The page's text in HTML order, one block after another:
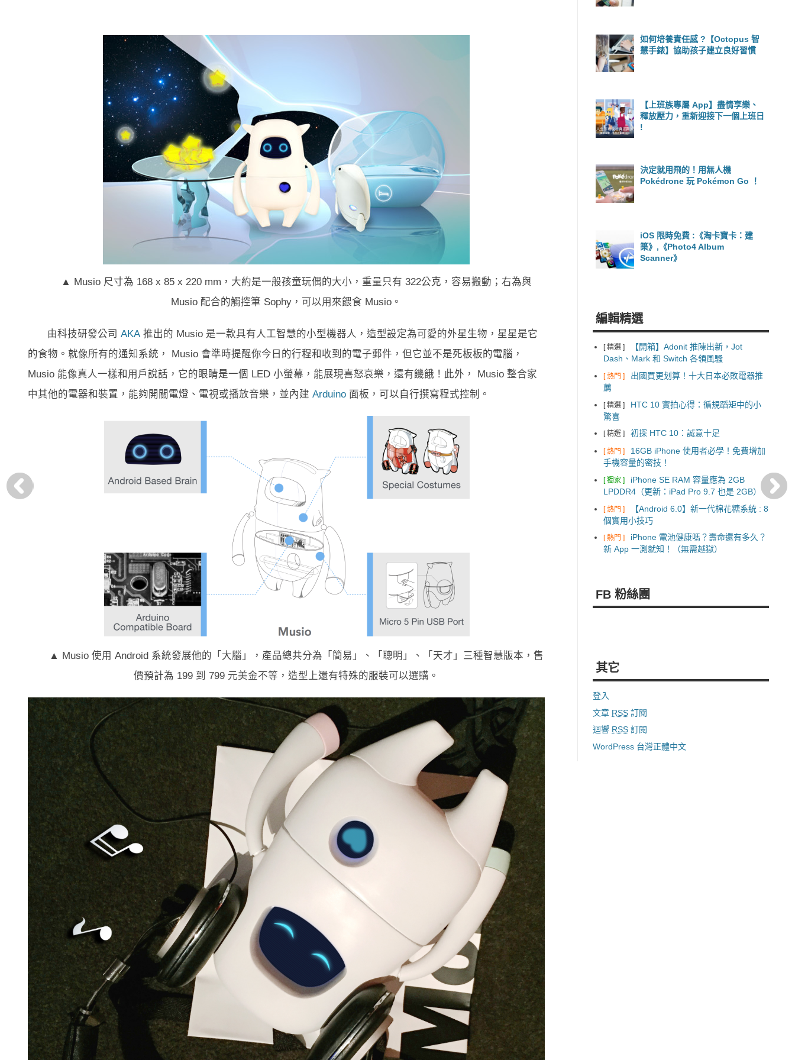
▲ Musio 尺寸為 168 x 85 x 220 mm，大約是一般孩童玩偶的大小，重量只有 322公克，容易搬動；右為與
Musio 配合的觸控筆 Sophy，可以用來餵食 Musio。
由科技研發公司 AKA 推出的 Musio 是一款具有人工智慧的小型機器人，造型設定為可愛的外星生物，星星是它
的食物。就像所有的通知系統， Musio 會準時提醒你今日的行程和收到的電子郵件，但它並不是死板板的電腦，
Musio 能像真人一樣和用戶說話，它的眼睛是一個 LED 小螢幕，能展現喜怒哀樂，還有饑餓！此外， Musio 整合家
中其他的電器和裝置，能夠開關電燈、電視或播放音樂，並內建 Arduino 面板，可以自行撰寫程式控制。
▲ Musio 使用 Android 系統發展他的「大腦」，產品總共分為「簡易」、「聰明」、「天才」三種智慧版本，售
價預計為 199 到 799 元美金不等，造型上還有特殊的服裝可以選購。
如何培養責任感 ?【Octopus 智
慧手錶】協助孩子建立良好習慣
【上班族專屬 App】盡情享樂、
釋放壓力，重新迎接下一個上班日
!
決定就用飛的！用無人機
Pokédrone 玩 Pokémon Go ！
iOS 限時免費 :《淘卡寶卡：建
築》,《Photo4 Album
Scanner》
編輯精選
[ 精選 ]
【開箱】Adonit 推陳出新，Jot
Dash、Mark 和 Switch 各領風騷
[ 熱門 ]
出國買更划算！十大日本必敗電器推
薦
[ 精選 ]
HTC 10 實拍心得：循規蹈矩中的小
驚喜
[ 精選 ] 初探 HTC 10：誠意十足
[ 熱門 ]
16GB iPhone 使用者必學！免費增加
手機容量的密技！
[ 獨家 ]
iPhone SE RAM 容量應為 2GB
LPDDR4（更新：iPad Pro 9.7 也是 2GB）
[ 熱門 ]
【Android 6.0】新一代棉花糖系統 : 8
個實用小技巧
[ 熱門 ]
iPhone 電池健康嗎？壽命還有多久？
新 App 一測就知！（無需越獄）
FB 粉絲團
其它
登入
文章 RSS 訂閱
迴響 RSS 訂閱
WordPress 台灣正體中文